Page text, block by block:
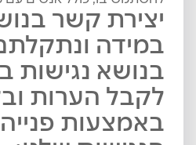
יצירת קשר
במידה
בנושא נגישות
לקבל הערות
באמצעות